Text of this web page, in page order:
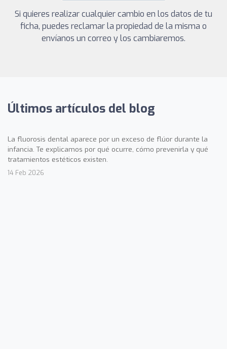
Si quieres realizar cualquier cambio en los datos de tu
ficha, puedes reclamar la propiedad de la misma o
envíanos un correo y los cambiaremos.
Últimos artículos del blog
La fluorosis dental aparece por un exceso de flúor durante la
infancia. Te explicamos por qué ocurre, cómo prevenirla y qué
tratamientos estéticos existen.
14 Feb 2026